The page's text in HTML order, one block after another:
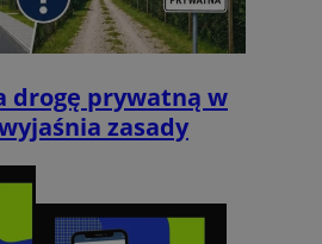
drogę prywatną w
zasady